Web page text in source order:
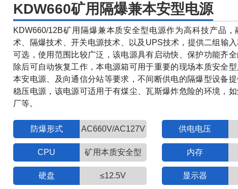
KDW660矿用隔爆兼本安型电源
KDW660/12B矿用隔爆兼本质安全型电源作为高科技产品
术、隔爆技术、开关电源技术、以及UPS技术，提供二组输
可选，使用范围比较广泛，该电源具有启动快、保护功能齐
除后可自动恢复工作，本电源箱可用于重要的现场本质安全
本安电源、及向通信分站等要求，不间断供电的隔爆型设备
稳压电源，该电源可适用于有煤尘、瓦斯爆炸危险的环境，
厂等。
防爆形式 AC660V/AC127V 供电电压
CPU 矿用本质安全型 内存
硬盘 ≤12.5V 显示器